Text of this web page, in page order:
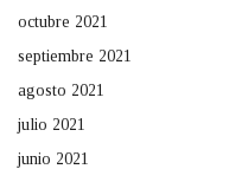
octubre 2021
septiembre 2021
agosto 2021
julio 2021
junio 2021